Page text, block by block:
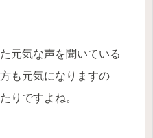
元気な声を聞いている
も元気になりますの
りですよね。